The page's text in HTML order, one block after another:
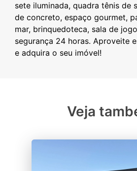
sete iluminada, quadra tênis de
de concreto, espaço gourmet,
mar, brinquedoteca, sala de
segurança 24 horas. Aproveite
Veja